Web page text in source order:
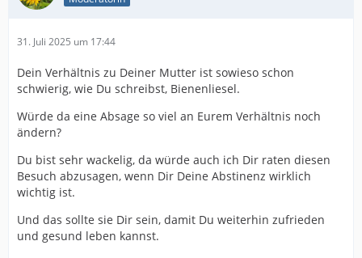
31. Juli 2025 um 17:44
Dein Verhältnis zu Deiner Mutter ist sowieso schon
schwierig, wie Du schreibst, Bienenliesel.
Würde da eine Absage so viel an Eurem Verhältnis noch
ändern?
Du bist sehr wackelig, da würde auch ich Dir raten diesen
Besuch abzusagen, wenn Dir Deine Abstinenz wirklich
wichtig ist.
Und das sollte sie Dir sein, damit Du weiterhin zufrieden
und gesund leben kannst.